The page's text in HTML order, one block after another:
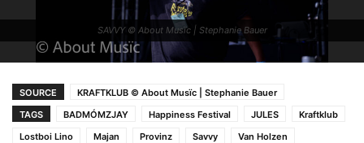
SAVVY © About Musïc | Stephanie Bauer
SOURCE
KRAFTKLUB © About Musïc | Stephanie Bauer
TAGS
BADMÓMZJAY Happiness Festival JULES
Kraftklub
Lostboi Lino
Majan Provinz Savvy Van Holzen